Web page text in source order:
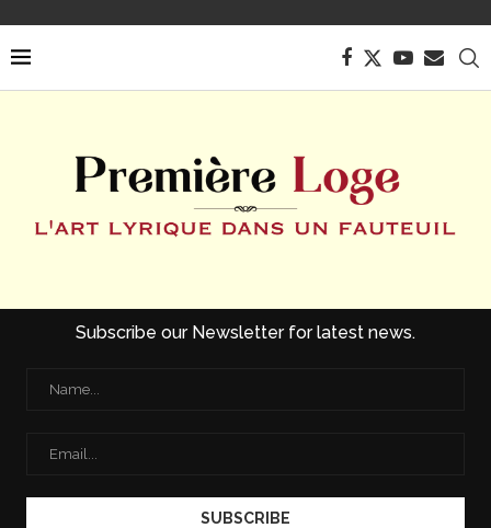
Subscribe our Newsletter for latest news.